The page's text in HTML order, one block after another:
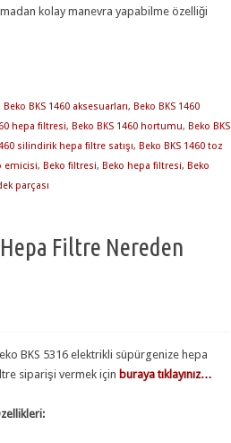
kolay manevra yapabilme özelliği
Beko BKS 1460 aksesuarları, Beko BKS 1460
hepa filtresi, Beko BKS 1460 hortumu, Beko BKS
silindirik hepa filtre satışı, Beko BKS 1460 toz
emicisi, Beko filtresi, Beko hepa filtresi, Beko
parçası
Filtre Nereden
BKS 5316 elektrikli süpürgenize hepa
siparişi vermek için buraya tıklayınız…